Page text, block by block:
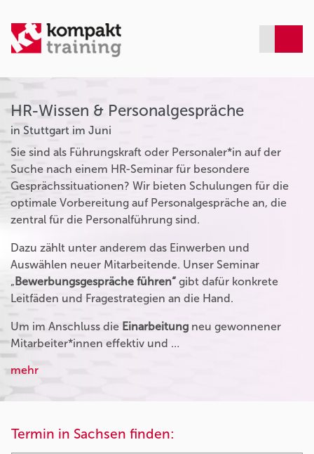
HR-Wissen & Personalgespräche
in Stuttgart im Juni
Sie sind als Führungskraft oder Personaler*in auf der
Suche nach einem HR-Seminar für besondere
Gesprächssituationen? Wir bieten Schulungen für die
optimale Vorbereitung auf Personalgespräche an, die
zentral für die Personalführung sind.
Dazu zählt unter anderem das Einwerben und
Auswählen neuer Mitarbeitende. Unser Seminar
„Bewerbungsgespräche führen“ gibt dafür konkrete
Leitfäden und Fragestrategien an die Hand.
Um im Anschluss die Einarbeitung neu gewonnener
Mitarbeiter*innen effektiv und …
mehr
Termin in Sachsen finden: